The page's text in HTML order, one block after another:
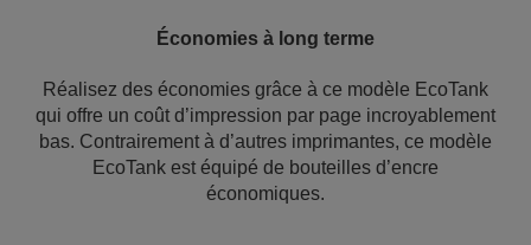
Économies à long terme
Réalisez des économies grâce à ce modèle EcoTank
qui offre un coût d’impression par page incroyablement
bas. Contrairement à d’autres imprimantes, ce modèle
EcoTank est équipé de bouteilles d’encre
économiques.